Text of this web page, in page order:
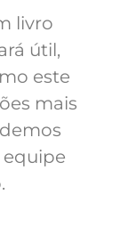
livro
útil,
este
mais
equipe